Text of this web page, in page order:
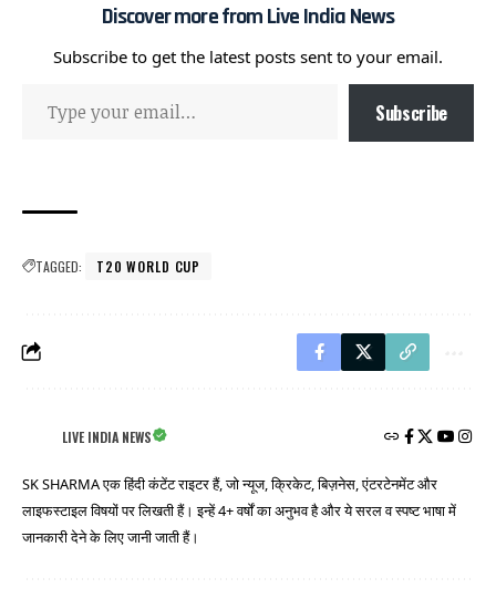
Discover more from Live India News
Subscribe to get the latest posts sent to your email.
Subscribe
TAGGED: T20 WORLD CUP
LIVE INDIA NEWS
SK SHARMA एक हिंदी कंटेंट राइटर हैं, जो न्यूज, क्रिकेट, बिज़नेस, एंटरटेनमेंट और
लाइफस्टाइल विषयों पर लिखती हैं। इन्हें 4+ वर्षों का अनुभव है और ये सरल व स्पष्ट भाषा में
जानकारी देने के लिए जानी जाती हैं।